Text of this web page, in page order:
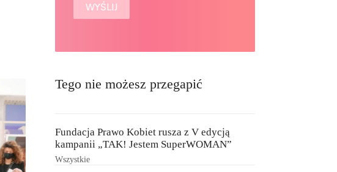
Tego nie możesz przegapić
Fundacja Prawo Kobiet rusza z V edycją
kampanii „TAK! Jestem SuperWOMAN”
Wszystkie